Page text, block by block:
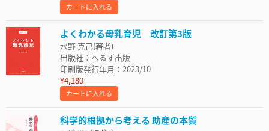
カートに入れる
よくわかる母乳育児 改訂第3版
水野 克己(著者)
出版社：へるす出版
印刷版発行年月：2023/10
¥4,180
カートに入れる
科学的根拠から考える 助産の本質